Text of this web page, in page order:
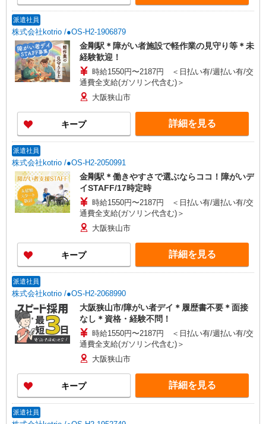
派遣社員
株式会社kotrio /●OS-H2-1906879
金剛駅＊障がい者施設で軽作業の見守り等＊未
経験歓迎！
時給1550円〜2187円 ＜日払い有/週払い有/交
通費全支給(ガソリン代含む)＞
大阪狭山市
キープ 詳細を見る
派遣社員
株式会社kotrio /●OS-H2-2050991
金剛駅＊働きやすさで選ぶならココ！障がいデ
イSTAFF/17時定時
時給1550円〜2187円 ＜日払い有/週払い有/交
通費全支給(ガソリン代含む)＞
大阪狭山市
キープ 詳細を見る
派遣社員
株式会社kotrio /●OS-H2-2068990
大阪狭山市/障がい者デイ＊履歴書不要＊面接
なし＊資格・経験不問！
時給1550円〜2187円 ＜日払い有/週払い有/交
通費全支給(ガソリン代含む)＞
大阪狭山市
キープ 詳細を見る
派遣社員